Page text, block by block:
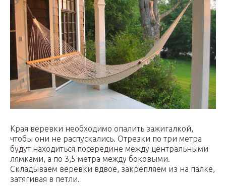
Края веревки необходимо опалить зажигалкой,
чтобы они не распускались. Отрезки по три метра
будут находиться посередине между центральными
лямками, а по 3,5 метра между боковыми.
Складываем веревки вдвое, закрепляем из на палке,
затягивая в петли.